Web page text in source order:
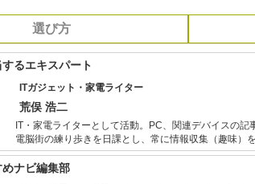
選び方
るエキスパート
ITガジェット・家電ライター
荒俣 浩二
IT・家電ライターとして活動。PC、関連デバイスの記
電脳街の練り歩きを日課とし、常に情報収集（趣味）
いものが出るとすぐに飛びついてしまう傾向が強い。
ナビ編集部